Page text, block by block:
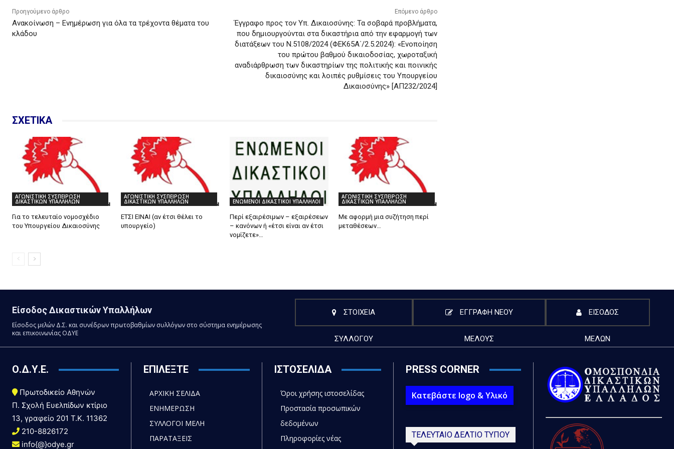
Προηγούμενο άρθρο
Ανακοίνωση – Ενημέρωση για όλα τα τρέχοντα θέματα του
κλάδου
Επόμενο άρθρο
Έγγραφο προς τον Υπ. Δικαιοσύνης: Τα σοβαρά προβλήματα,
που δημιουργούνται στα δικαστήρια από την εφαρμογή των
διατάξεων του Ν.5108/2024 (ΦΕΚ65Α΄/2.5.2024): «Ενοποίηση
του πρώτου βαθμού δικαιοδοσίας, χωροταξική
αναδιάρθρωση των δικαστηρίων της πολιτικής και ποινικής
δικαιοσύνης και λοιπές ρυθμίσεις του Υπουργείου
Δικαιοσύνης» [ΑΠ232/2024]
ΣΧΕΤΙΚΑ
ΑΓΩΝΙΣΤΙΚΗ ΣΥΣΠΕΙΡΩΣΗ
ΔΙΚΑΣΤΙΚΩΝ ΥΠΑΛΛΗΛΩΝ
Για το τελευταίο νομοσχέδιο
του Υπουργείου Δικαιοσύνης
ΑΓΩΝΙΣΤΙΚΗ ΣΥΣΠΕΙΡΩΣΗ
ΔΙΚΑΣΤΙΚΩΝ ΥΠΑΛΛΗΛΩΝ
ΕΤΣΙ ΕΙΝΑΙ (αν έτσι θέλει το
υπουργείο)
ΕΝΩΜΕΝΟΙ ΔΙΚΑΣΤΙΚΟΙ ΥΠΑΛΛΗΛΟΙ
Περί εξαιρέσιμων – εξαιρέσεων
– κανόνων ή «έτσι είναι αν έτσι
νομίζετε»…
ΑΓΩΝΙΣΤΙΚΗ ΣΥΣΠΕΙΡΩΣΗ
ΔΙΚΑΣΤΙΚΩΝ ΥΠΑΛΛΗΛΩΝ
Με αφορμή μια συζήτηση περί
μεταθέσεων…
Είσοδος Δικαστικών Υπαλλήλων
Είσοδος μελών Δ.Σ. και συνέδρων πρωτοβαθμίων συλλόγων στο σύστημα ενημέρωσης
και επικοινωνίας ΟΔΥΕ
ΣΤΟΙΧΕΙΑ
ΣΥΛΛΟΓΟΥ
ΕΓΓΡΑΦΗ ΝΕΟΥ
ΜΕΛΟΥΣ
ΕΙΣΟΔΟΣ
ΜΕΛΩΝ
Ο.Δ.Υ.Ε.
Πρωτοδικείο Αθηνών
Π. Σχολή Ευελπίδων κτίριο
13, γραφείο 201 T.K. 11362
210-8826172
info{@}odye.gr
ΕΠΙΛΕΞΤΕ
ΑΡΧΙΚΗ ΣΕΛΙΔΑ
ΕΝΗΜΕΡΩΣΗ
ΣΥΛΛΟΓΟΙ ΜΕΛΗ
ΠΑΡΑΤΑΞΕΙΣ
ΙΣΤΟΣΕΛΙΔΑ
Όροι χρήσης ιστοσελίδας
Προστασία προσωπικών
δεδομένων
Πληροφορίες νέας
PRESS CORNER
Κατεβάστε logo & Υλικό
ΤΕΛΕΥΤΑΙΟ ΔΕΛΤΙΟ ΤΥΠΟΥ